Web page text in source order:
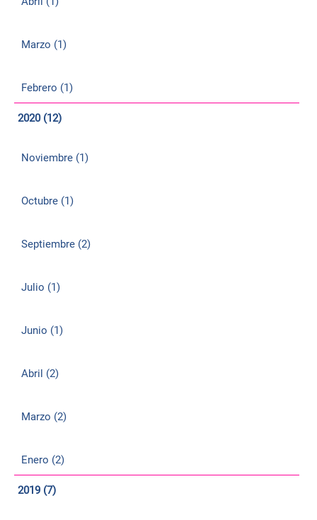
Marzo (1)
Febrero (1)
2020 (12)
Noviembre (1)
Octubre (1)
Septiembre (2)
Julio (1)
Junio (1)
Abril (2)
Marzo (2)
Enero (2)
2019 (7)